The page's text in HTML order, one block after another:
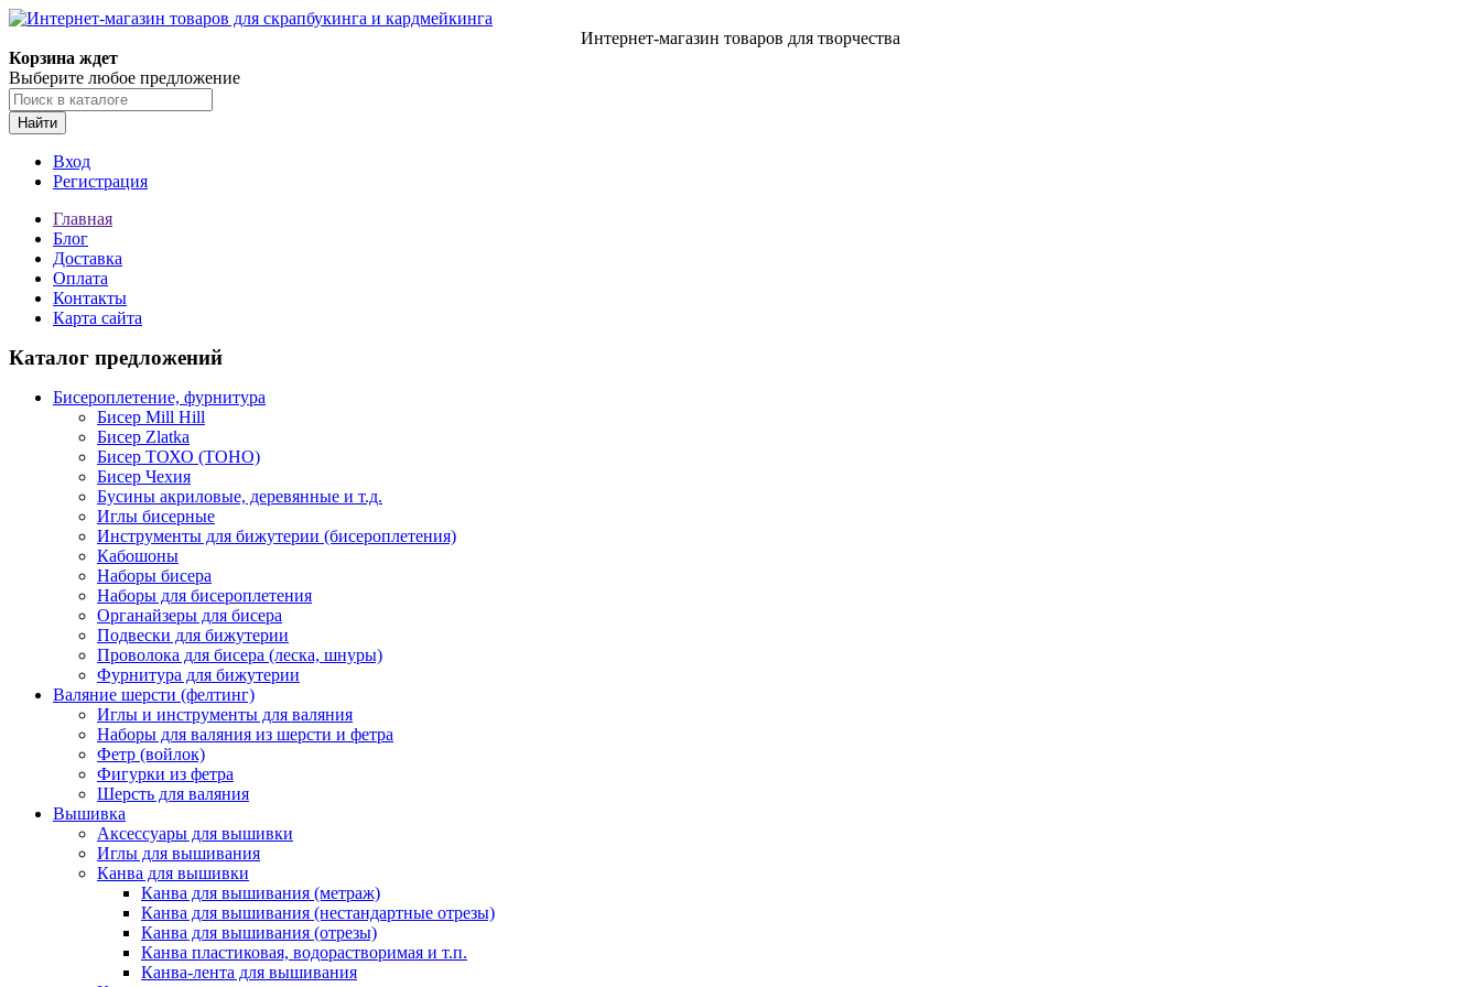
Интернет-магазин товаров для творчества
Корзина ждет
Выберите любое предложение
Найти
Вход
Регистрация
Главная
Блог
Доставка
Оплата
Контакты
Карта сайта
Каталог предложений
Бисероплетение, фурнитура
Бисер Mill Hill
Бисер Zlatka
Бисер ТОХО (TOHO)
Бисер Чехия
Бусины акриловые, деревянные и т.д.
Иглы бисерные
Инструменты для бижутерии (бисероплетения)
Кабошоны
Наборы бисера
Наборы для бисероплетения
Органайзеры для бисера
Подвески для бижутерии
Проволока для бисера (леска, шнуры)
Фурнитура для бижутерии
Валяние шерсти (фелтинг)
Иглы и инструменты для валяния
Наборы для валяния из шерсти и фетра
Фетр (войлок)
Фигурки из фетра
Шерсть для валяния
Вышивка
Аксессуары для вышивки
Иглы для вышивания
Канва для вышивки
Канва для вышивания (метраж)
Канва для вышивания (нестандартные отрезы)
Канва для вышивания (отрезы)
Канва пластиковая, водорастворимая и т.п.
Канва-лента для вышивания